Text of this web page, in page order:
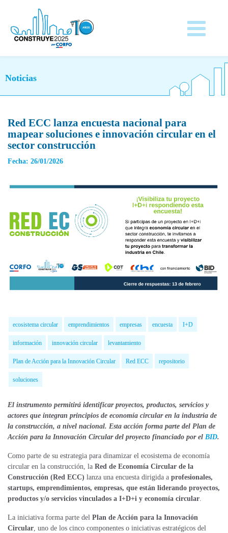
Noticias
Red ECC lanza encuesta nacional para
mapear soluciones e innovación circular en el
sector construcción
Fecha: 26/01/2026
ecosistema circular emprendimientos empresas encuesta I+D
información innovación circular levantamiento
Plan de Acción para la Innovación Circular Red ECC repositorio
soluciones
El instrumento permitirá identificar proyectos, productos, servicios y
actores que integran principios de economía circular en la industria de
la construcción, a nivel nacional. Esta acción forma parte del Plan de
Acción para la Innovación Circular del proyecto financiado porel BID.
Como parte de su estrategia para dinamizar el ecosistema de economía
circular en la construcción, la Red de Economía Circular de la
Construcción (Red ECC) lanza una encuesta dirigida a profesionales,
startups, emprendimientos, empresas, que están liderando proyectos,
productos y/o servicios vinculados a I+D+i y economía circular.
La iniciativa forma parte del Plan de Acción para la Innovación
Circular, uno de los cinco componentes o iniciativas estratégicos del